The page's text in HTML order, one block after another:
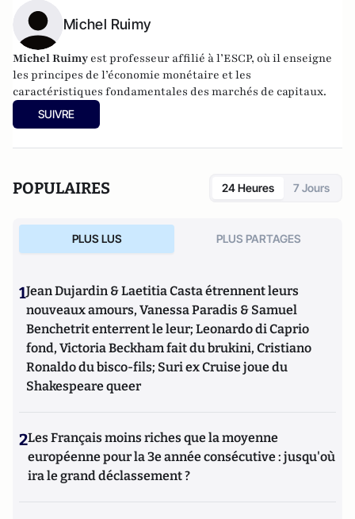
Michel Ruimy
Michel Ruimy est professeur affilié à l’ESCP, où il enseigne
les principes de l’économie monétaire et les
caractéristiques fondamentales des marchés de capitaux.
SUIVRE
POPULAIRES 24 Heures 7 Jours
PLUS LUS PLUS PARTAGES
1Jean Dujardin & Laetitia Casta étrennent leurs
nouveaux amours, Vanessa Paradis & Samuel
Benchetrit enterrent le leur; Leonardo di Caprio
fond, Victoria Beckham fait du brukini, Cristiano
Ronaldo du bisco-fils; Suri ex Cruise joue du
Shakespeare queer
2Les Français moins riches que la moyenne
européenne pour la 3e année consécutive : jusqu'où
ira le grand déclassement ?